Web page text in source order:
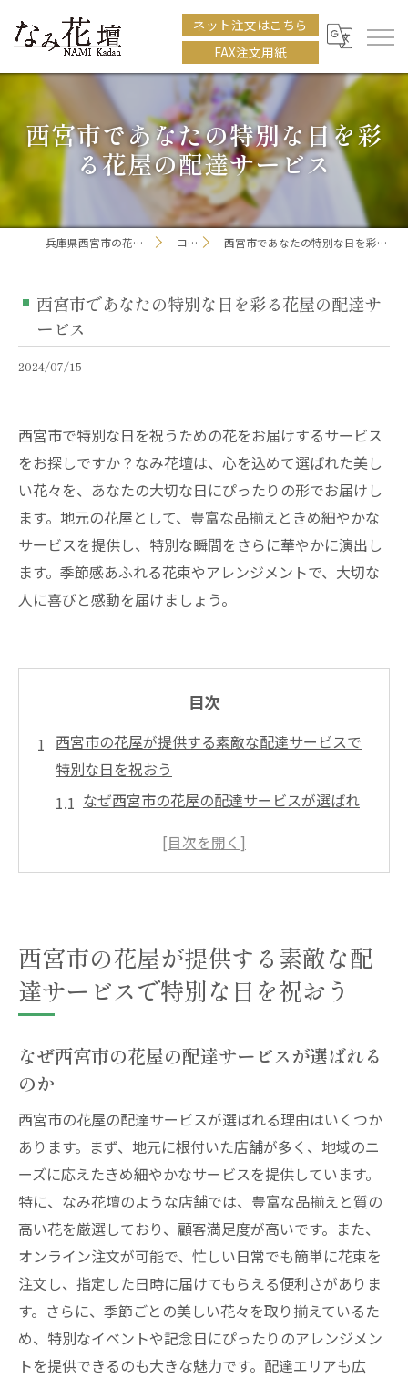
ネット注文はこちら
FAX注文用紙
西宮市であなたの特別な日を彩
る花屋の配達サービス
兵庫県西宮市の花屋ならなみ花壇 コラム 西宮市であなたの特別な日を彩る花屋の配達サービス
西宮市であなたの特別な日を彩る花屋の配達サ
ービス
2024/07/15
西宮市で特別な日を祝うための花をお届けするサービス
をお探しですか？なみ花壇は、心を込めて選ばれた美し
い花々を、あなたの大切な日にぴったりの形でお届けし
ます。地元の花屋として、豊富な品揃えときめ細やかな
サービスを提供し、特別な瞬間をさらに華やかに演出し
ます。季節感あふれる花束やアレンジメントで、大切な
人に喜びと感動を届けましょう。
目次
西宮市の花屋が提供する素敵な配達サービスで
特別な日を祝おう
なぜ西宮市の花屋の配達サービスが選ばれ
特別な日を彩るための花の選び方
予算に合わせた花束の選び方
西宮市の花屋が提供する当日配達サービス
の魅力
心に残る瞬間を演出する西宮市の花屋の配達サ
花屋の配達サービスがもたらす感動
記念日におすすめの花のアレンジメント
プロのフローリストが提案する驚きの演出
方法
大切な人に贈るメッセージ付き花束
西宮市の花屋が創り出す特別な瞬間
配達サービスで広がる感動の輪
西宮市の花屋が届ける季節感あふれる花束の魅
力
西宮市の花屋が提供する素敵な配
達サービスで特別な日を祝おう
なぜ西宮市の花屋の配達サービスが選ばれる
のか
西宮市の花屋の配達サービスが選ばれる理由はいくつか
あります。まず、地元に根付いた店舗が多く、地域のニ
ーズに応えたきめ細やかなサービスを提供しています。
特に、なみ花壇のような店舗では、豊富な品揃えと質の
高い花を厳選しており、顧客満足度が高いです。また、
オンライン注文が可能で、忙しい日常でも簡単に花束を
注文し、指定した日時に届けてもらえる便利さがありま
す。さらに、季節ごとの美しい花々を取り揃えているた
め、特別なイベントや記念日にぴったりのアレンジメン
トを提供できるのも大きな魅力です。配達エリアも広